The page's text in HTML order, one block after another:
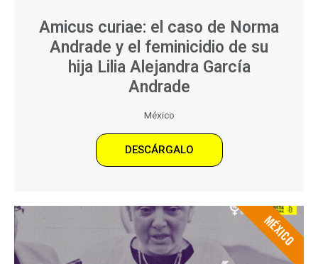
Amicus curiae: el caso de Norma
Andrade y el feminicidio de su
hija Lilia Alejandra García
Andrade
México
DESCÁRGALO
MÉXICO